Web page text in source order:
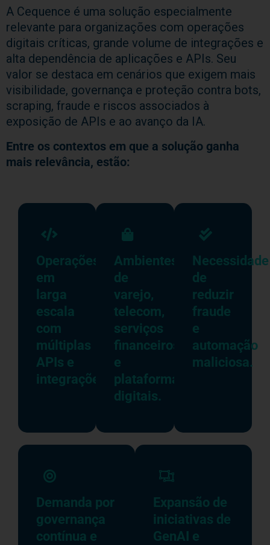
A Cequence é uma solução especialmente
relevante para organizações com operações
digitais críticas, grande volume de integrações e
alta dependência de aplicações e APIs. Seu
valor se destaca em cenários que exigem mais
visibilidade, governança e proteção contra bots,
scraping, fraude e riscos associados à
exposição de APIs e ao avanço da IA.
Entre os contextos em que a solução ganha
mais relevância, estão:
Operações
em
larga
escala
com
múltiplas
APIs e
integrações.
Ambientes
de
varejo,
telecom,
serviços
financeiros
e
plataformas
digitais.
Necessidade
de
reduzir
fraude
e
automação
maliciosa.
Demanda por
governança
contínua e
Expansão de
iniciativas de
GenAI e